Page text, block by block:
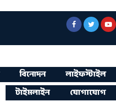
বিনোদন
লাইফস্টাইল
টাইমলাইন
যোগাযোগ